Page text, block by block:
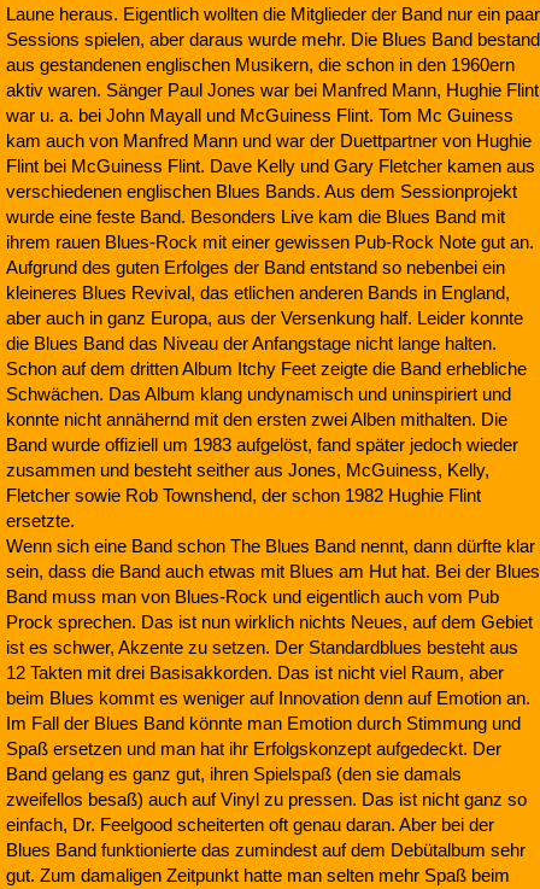
Laune heraus. Eigentlich wollten die Mitglieder der Band nur ein paar
Sessions spielen, aber daraus wurde mehr. Die Blues Band bestand
aus gestandenen englischen Musikern, die schon in den 1960ern
aktiv waren. Sänger Paul Jones war bei Manfred Mann, Hughie Flint
war u. a. bei John Mayall und McGuiness Flint. Tom Mc Guiness
kam auch von Manfred Mann und war der Duettpartner von Hughie
Flint bei McGuiness Flint. Dave Kelly und Gary Fletcher kamen aus
verschiedenen englischen Blues Bands. Aus dem Sessionprojekt
wurde eine feste Band. Besonders Live kam die Blues Band mit
ihrem rauen Blues-Rock mit einer gewissen Pub-Rock Note gut an.
Aufgrund des guten Erfolges der Band entstand so nebenbei ein
kleineres Blues Revival, das etlichen anderen Bands in England,
aber auch in ganz Europa, aus der Versenkung half. Leider konnte
die Blues Band das Niveau der Anfangstage nicht lange halten.
Schon auf dem dritten Album Itchy Feet zeigte die Band erhebliche
Schwächen. Das Album klang undynamisch und uninspiriert und
konnte nicht annähernd mit den ersten zwei Alben mithalten. Die
Band wurde offiziell um 1983 aufgelöst, fand später jedoch wieder
zusammen und besteht seither aus Jones, McGuiness, Kelly,
Fletcher sowie Rob Townshend, der schon 1982 Hughie Flint
ersetzte.
Wenn sich eine Band schon The Blues Band nennt, dann dürfte klar
sein, dass die Band auch etwas mit Blues am Hut hat. Bei der Blues
Band muss man von Blues-Rock und eigentlich auch vom Pub
Prock sprechen. Das ist nun wirklich nichts Neues, auf dem Gebiet
ist es schwer, Akzente zu setzen. Der Standardblues besteht aus
12 Takten mit drei Basisakkorden. Das ist nicht viel Raum, aber
beim Blues kommt es weniger auf Innovation denn auf Emotion an.
Im Fall der Blues Band könnte man Emotion durch Stimmung und
Spaß ersetzen und man hat ihr Erfolgskonzept aufgedeckt. Der
Band gelang es ganz gut, ihren Spielspaß (den sie damals
zweifellos besaß) auch auf Vinyl zu pressen. Das ist nicht ganz so
einfach, Dr. Feelgood scheiterten oft genau daran. Aber bei der
Blues Band funktionierte das zumindest auf dem Debütalbum sehr
gut. Zum damaligen Zeitpunkt hatte man selten mehr Spaß beim